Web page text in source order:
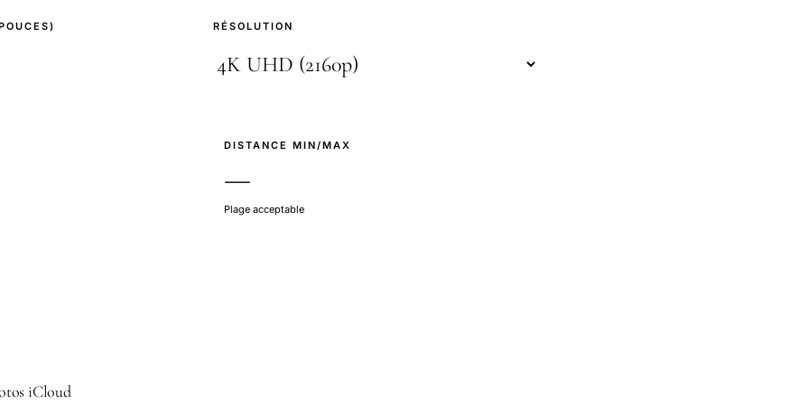
RÉSOLUTION
DISTANCE MIN/MAX
—
Plage acceptable
iCloud